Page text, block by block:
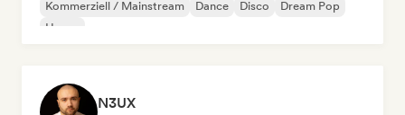
Kommerziell / Mainstream
Dance Disco
Dream Pop
House
N3UX